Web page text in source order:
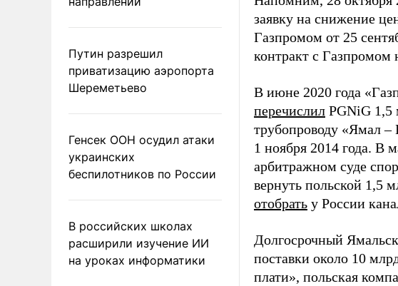
Путин разрешил
приватизацию аэропорта
Шереметьево
Генсек ООН осудил атаки
украинских
беспилотников по России
В российских школах
расширили изучение ИИ
на уроках информатики
заявку на снижение
Газпромом от 25
контракт с Газпромом
В июне 2020 года
перечислил PGNiG 1,5
трубопроводу «Ямал –
1 ноября 2014 года. В
арбитражном суде
вернуть польской 1,5
отобрать у России
Долгосрочный
поставки около 10
плати», польская